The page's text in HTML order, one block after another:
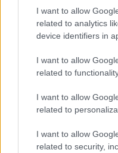
I want to allow
related to analytics
device identifiers in
I want to allow
related to
I want to allow
related to
I want to allow
related to security,
Cumuli di
segnalazione
Incendi in
furgoni: le
“Poker